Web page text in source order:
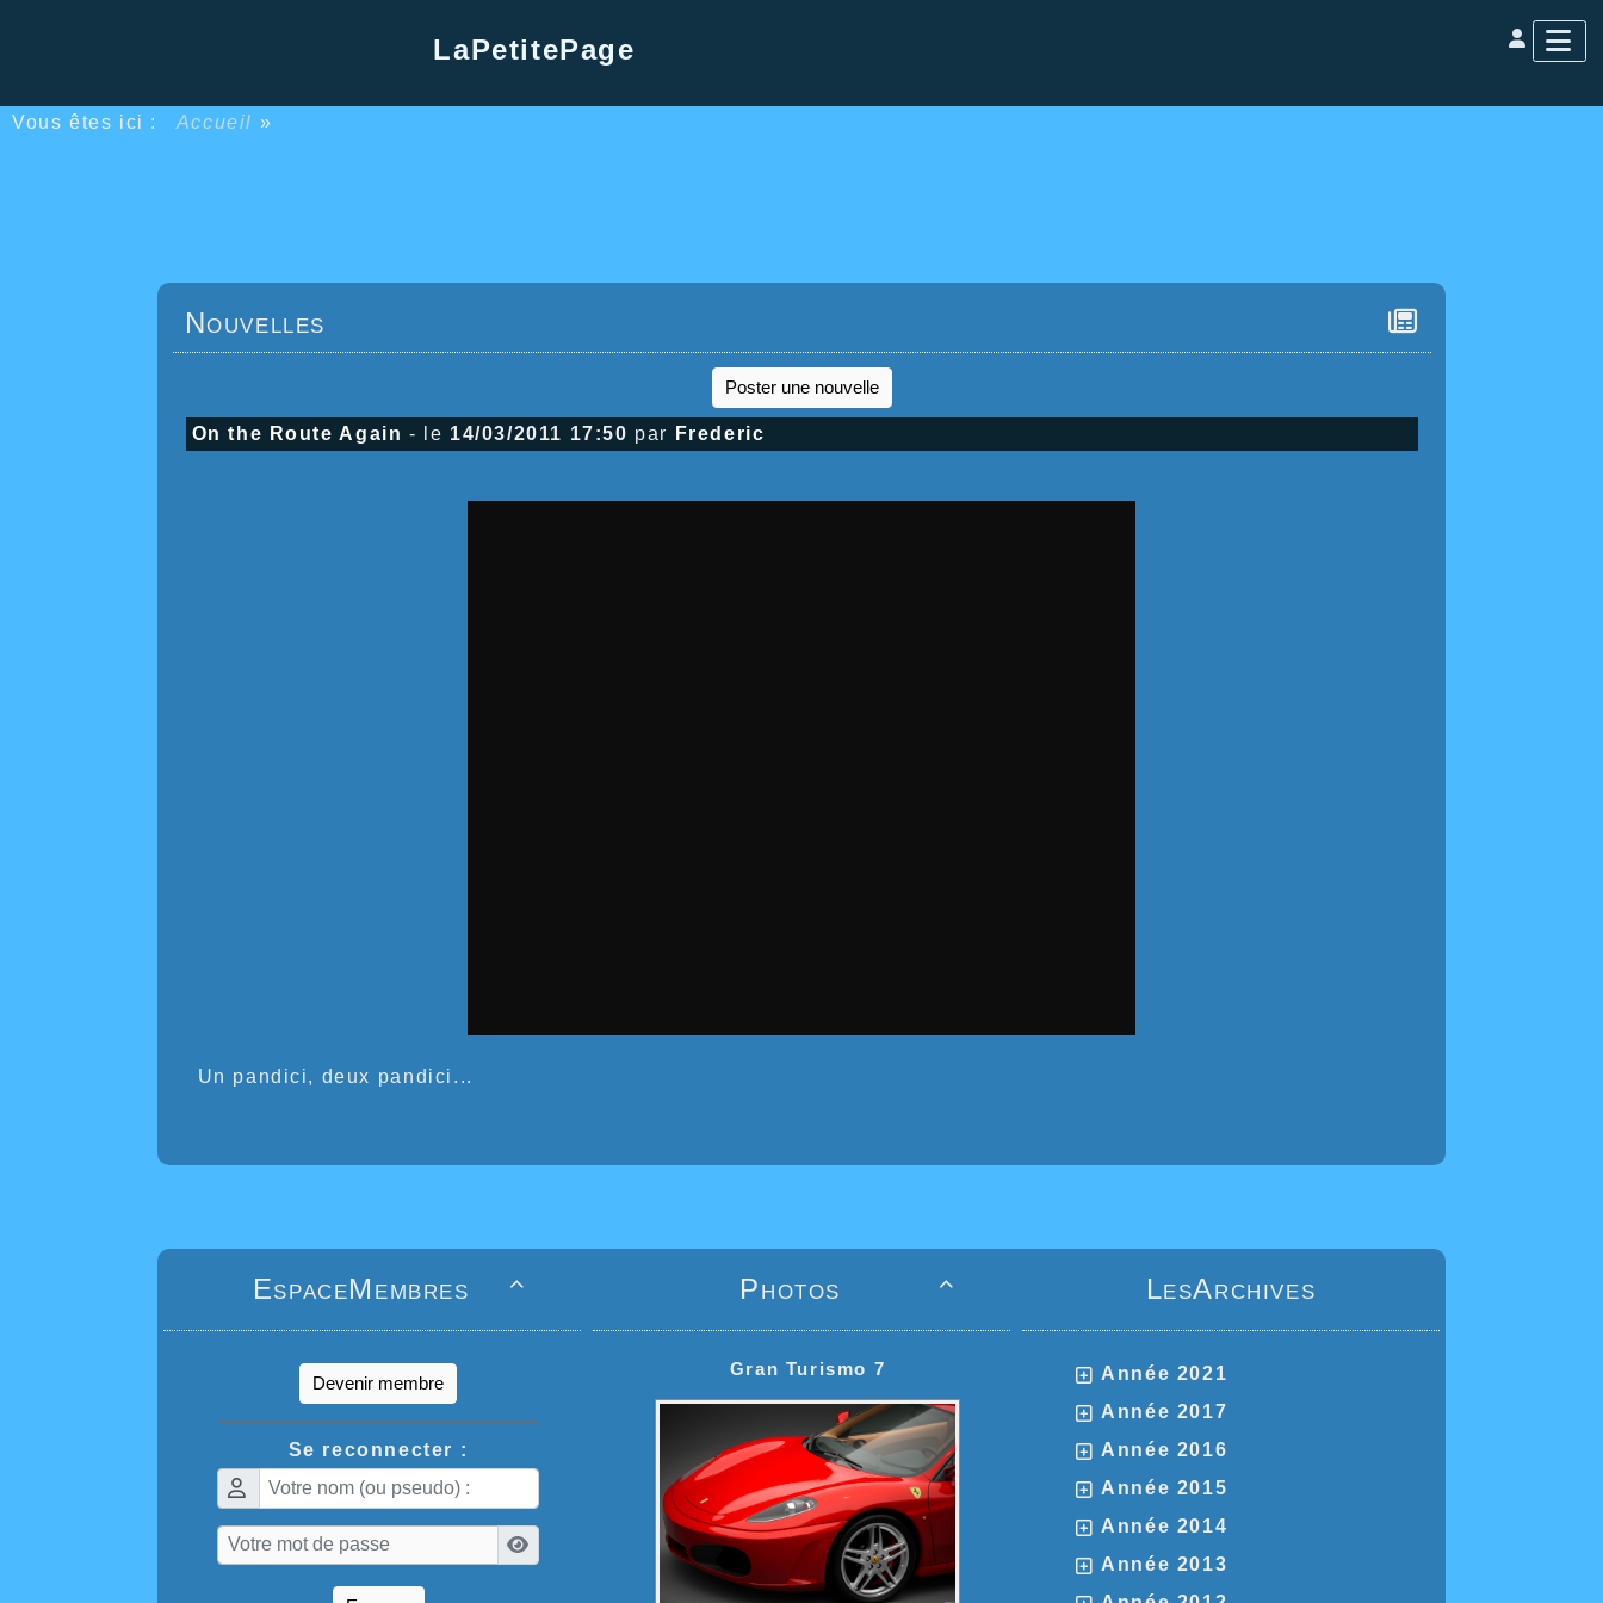
LaPetitePage
Vous êtes ici : Accueil »
Nouvelles
Poster une nouvelle
On the Route Again - le 14/03/2011 17:50 par Frederic
Un pandici, deux pandici...

EspaceMembres
Devenir membre
Se reconnecter :

Photos
Gran Turismo 7
LesArchives
Année 2021
Année 2017
Année 2016
Année 2015
Année 2014
Année 2013